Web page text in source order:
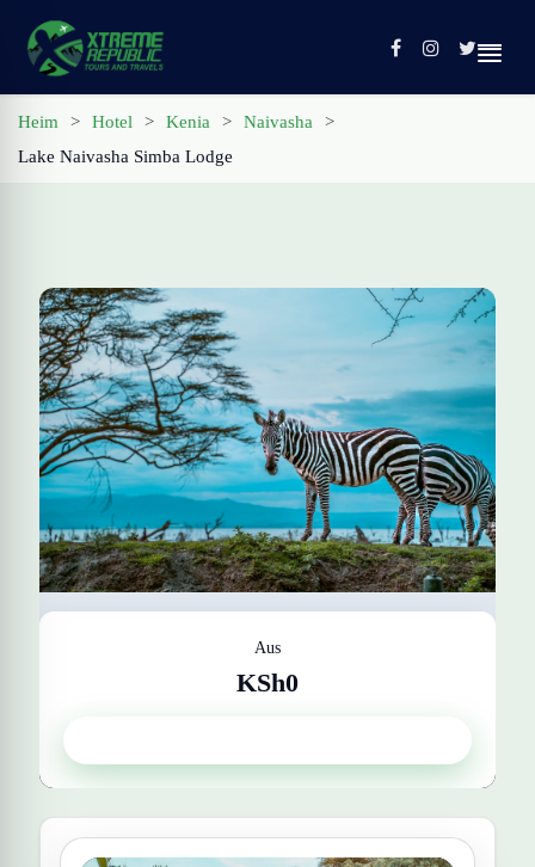
Kontakt
Profil
Heim > Hotel > Kenia > Naivasha
>
Lake Naivasha Simba Lodge
Aus
KSh0